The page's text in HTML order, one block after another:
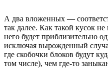
А два вложенных —
так далее. Как такой кусок
него будет приблизительно
исключая вырожденный
где скобочки блоков будут
том числе), чем где-то